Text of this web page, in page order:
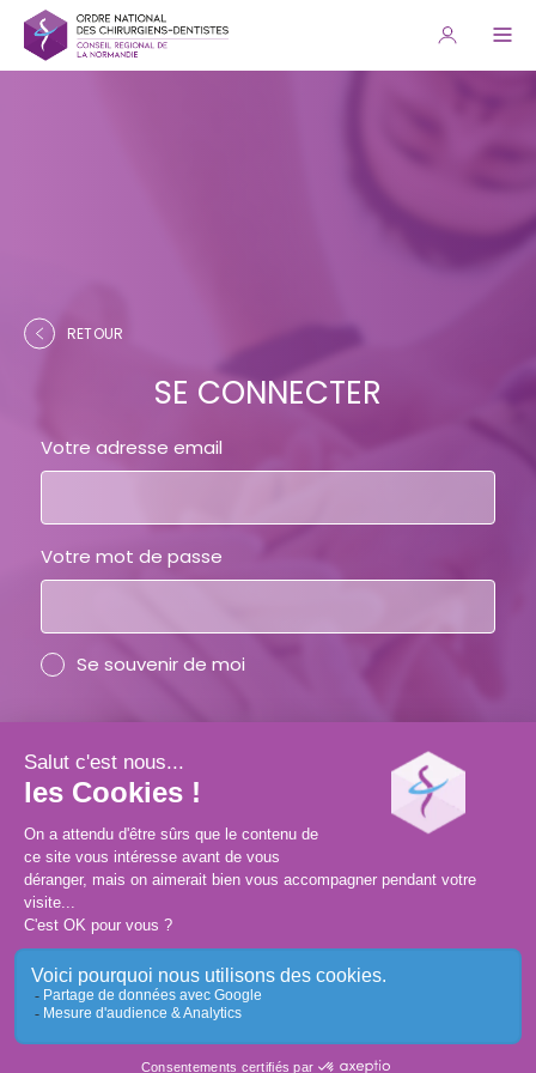
RETOUR
SE CONNECTER
Votre adresse email
Votre mot de passe
Se souvenir de moi
Vous avez oublié votre mot de passe ?
CRÉER SON COMPTE